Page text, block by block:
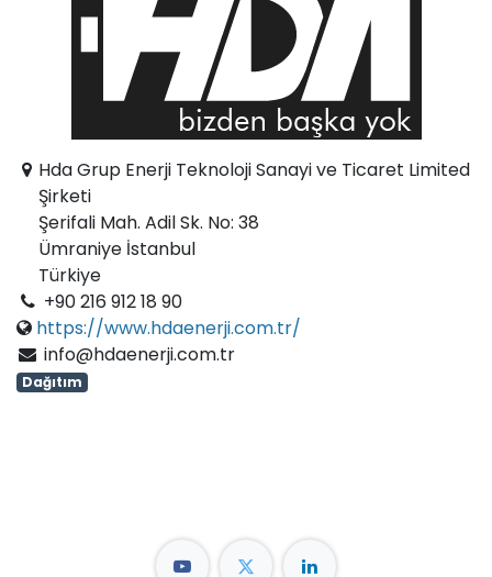
Hda Grup Enerji Teknoloji Sanayi ve Ticaret Limited
Şirketi
Şerifali Mah. Adil Sk. No: 38
Ümraniye İstanbul
Türkiye
+90 216 912 18 90
https://www.hdaenerji.com.tr/
info@hdaenerji.com.tr
Dağıtım